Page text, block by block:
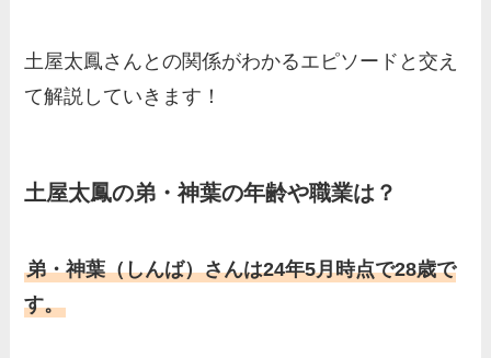
片岡凜の母親が美人！家族構
成や父・片岡達也、兄弟につ
梅澤廉アナの父親・母親の職
伊藤海彦の兄弟は弟の夏彦！
土屋太鳳さんとの関係がわかるエピソードと交え
て解説していきます！
土屋太鳳の弟・神葉の年齢や職業は？
弟・神葉（しんば）さんは24年5月時点で28歳で
す。